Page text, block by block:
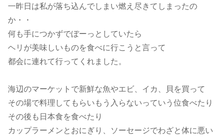
一昨日は私が落ち込んでしまい燃え尽きてしまったの
か・・
何も手につかずでぼーっとしていたら
ヘリが美味しいものを食べに行こうと言って
都会に連れて行ってくれました。
海辺のマーケットで新鮮な魚やエビ、イカ、貝を買って
その場で料理してもらいもう入らないっていう位食べたり
その後も日本食を食べたり
カップラーメンとおにぎり、ソーセージでわざと体に悪い